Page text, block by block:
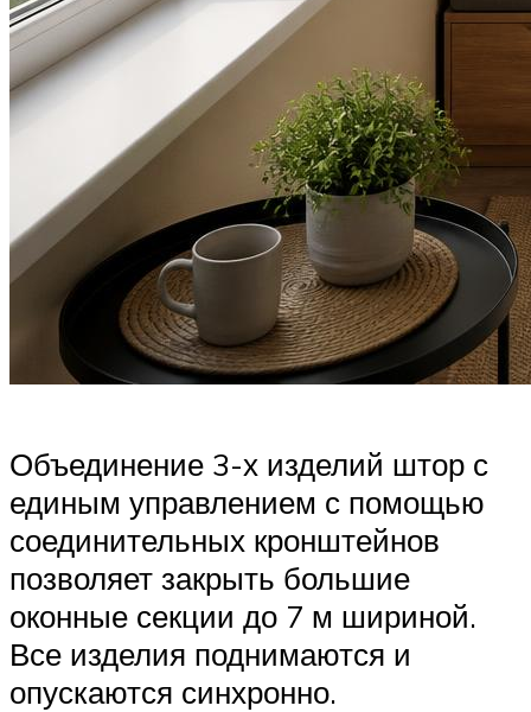
Объединение 3-х изделий штор с
единым управлением с помощью
соединительных кронштейнов
позволяет закрыть большие
оконные секции до 7 м шириной.
Все изделия поднимаются и
опускаются синхронно.